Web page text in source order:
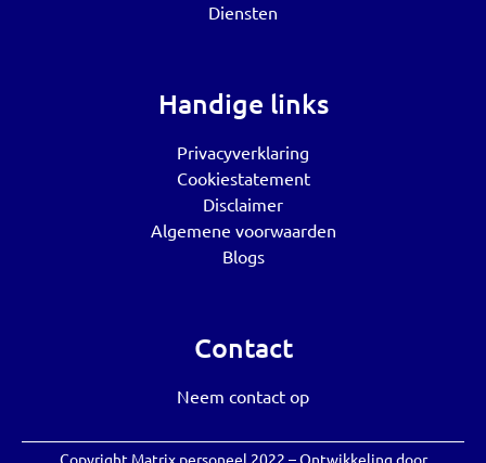
Diensten
Handige links
Privacyverklaring
Cookiestatement
Disclaimer
Algemene voorwaarden
Blogs
Contact
Neem contact op
Copyright Matrix personeel 2022 – Ontwikkeling door